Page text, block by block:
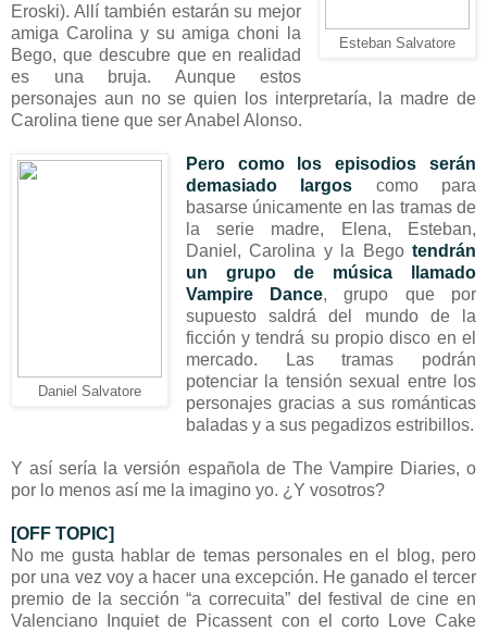
Esteban Salvatore
Eroski). Allí también estarán su mejor
amiga Carolina y su amiga choni la
Bego, que descubre que en realidad
es una bruja. Aunque estos
personajes aun no se quien los interpretaría, la madre de
Carolina tiene que ser Anabel Alonso.
Daniel Salvatore
Pero como los episodios serán
demasiado largos como para
basarse únicamente en las tramas de
la serie madre, Elena, Esteban,
Daniel, Carolina y la Bego tendrán
un grupo de música llamado
Vampire Dance, grupo que por
supuesto saldrá del mundo de la
ficción y tendrá su propio disco en el
mercado. Las tramas podrán
potenciar la tensión sexual entre los
personajes gracias a sus románticas
baladas y a sus pegadizos estribillos.
Y así sería la versión española de The Vampire Diaries, o
por lo menos así me la imagino yo. ¿Y vosotros?
[OFF TOPIC]
No me gusta hablar de temas personales en el blog, pero
por una vez voy a hacer una excepción. He ganado el tercer
premio de la sección “a correcuita” del festival de cine en
Valenciano Inquiet de Picassent con el corto Love Cake